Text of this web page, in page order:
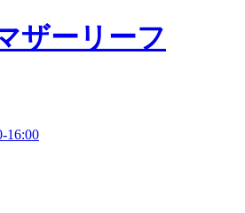
16:00